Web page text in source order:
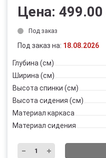
Цена: 499.00
Под заказ
Под заказ на: 18.08.2026
Глубина (см)
Ширина (см)
Высота спинки (см)
Высота сидения (см)
Материал каркаса
Материал сидения